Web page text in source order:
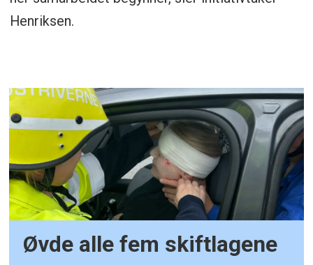
Henriksen.
Øvde alle fem skiftlagene